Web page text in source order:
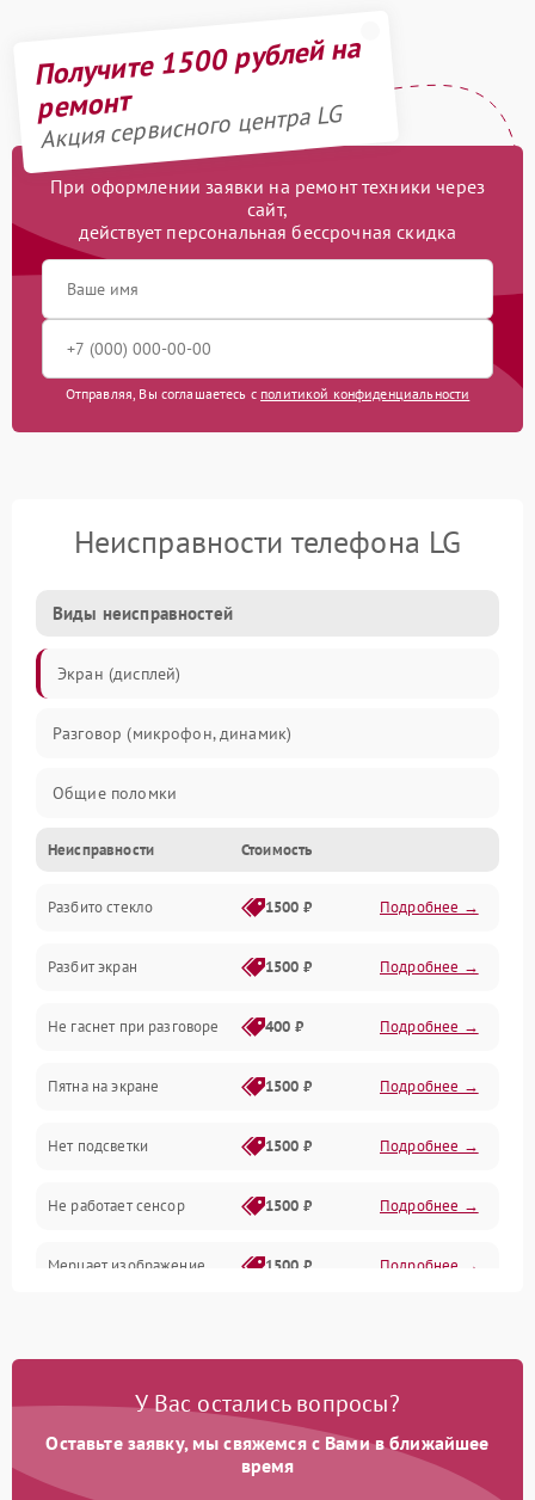
Получите 1500 рублей на
ремонт
Акция сервисного центра LG
При оформлении заявки на ремонт техники через
сайт,
действует персональная бессрочная скидка
Отправляя, Вы соглашаетесь с политикой конфиденциальности
Неисправности телефона LG
Виды неисправностей
Экран (дисплей)
Разговор (микрофон, динамик)
Общие поломки
Проблемы связи
Камеры
Проблемы с дисплеем и сенсором
Зарядка
Проблемы с питанием, зарядкой и аккумулятором
Проблемы с работой системы, корпусом и другие
Неисправности Стоимость
Разбито стекло 1500 ₽ Подробнее →
Разбит экран 1500 ₽ Подробнее →
Не гаснет при разговоре 400 ₽ Подробнее →
Пятна на экране 1500 ₽ Подробнее →
Нет подсветки 1500 ₽ Подробнее →
Не работает сенсор 1500 ₽ Подробнее →
Мерцает изображение 1500 ₽ Подробнее →
У Вас остались вопросы?
Оставьте заявку, мы свяжемся с Вами в ближайшее
время